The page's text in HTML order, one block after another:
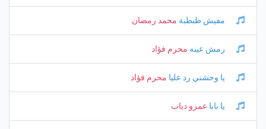
مفيش طبطبة محمد رمضان
رمش عينه محرم فؤاد
يا وحشني رد عليا محرم فؤاد
يا بابا عمرو دياب